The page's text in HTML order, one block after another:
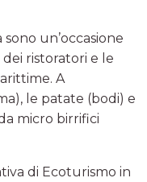
un’occasione
ristoratori e le
A
le patate (bodi) e
micro birrifici
di Ecoturismo in